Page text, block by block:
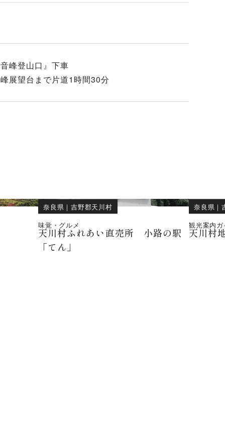
峰登山口』下車
展望台まで片道1時間30分
奈良県 ｜吉野郡天川村
味覚・グルメ
天川村ふれあい直売所 小路の駅
「てん」
奈良県 ｜
観光案内
天川村